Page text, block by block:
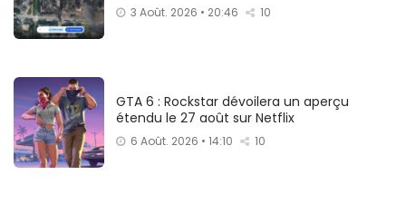
3 Août. 2026 • 20:46 10
GTA 6 : Rockstar dévoilera un aperçu
étendu le 27 août sur Netflix
6 Août. 2026 • 14:10 10